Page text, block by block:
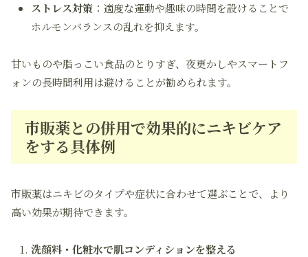
ストレス対策 ：適度な運動や趣味の時間を設けることで
ホルモンバランスの乱れを抑えます。
甘いものや脂っこい食品のとりすぎ、夜更かしやスマートフ
ォンの長時間利用は避けることが勧められます。
市販薬との併用で効果的にニキビケア
をする具体例
市販薬はニキビのタイプや症状に合わせて選ぶことで、より
高い効果が期待できます。
洗顔料・化粧水で肌コンディションを整える